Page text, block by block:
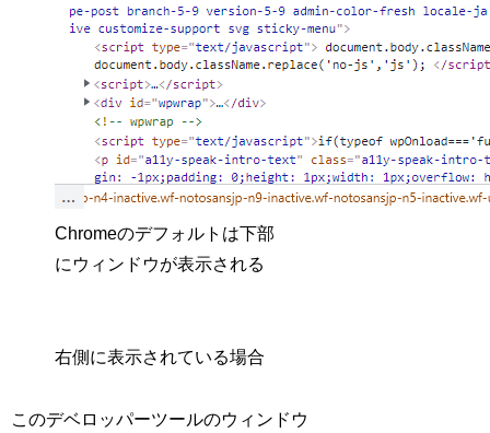
Chromeのデフォルトは下部
にウィンドウが表示される
右側に表示されている場合
このデベロッパーツールのウィンドウ